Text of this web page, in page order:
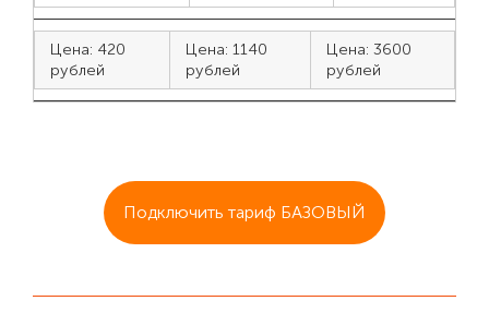
Цена: 420
рублей
Цена: 1140
рублей
Цена: 3600
рублей
Подключить тариф БАЗОВЫЙ